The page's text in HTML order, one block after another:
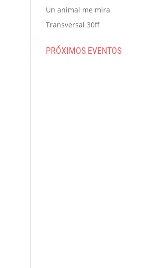
Un animal me mira
Transversal 30ff
PRÓXIMOS EVENTOS